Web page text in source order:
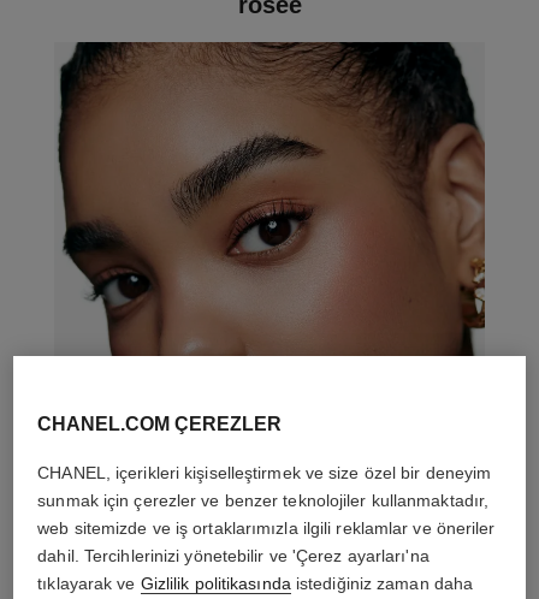
CHANEL.COM ÇEREZLER
CHANEL, içerikleri kişiselleştirmek ve size özel bir deneyim
sunmak için çerezler ve benzer teknolojiler kullanmaktadır,
web sitemizde ve iş ortaklarımızla ilgili reklamlar ve öneriler
dahil. Tercihlerinizi yönetebilir ve 'Çerez ayarları'na
tıklayarak ve Gizlilik politikasında istediğiniz zaman daha